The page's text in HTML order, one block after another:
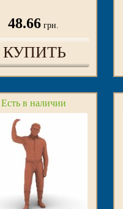
48.66 грн.
КУПИТЬ
Есть в наличии